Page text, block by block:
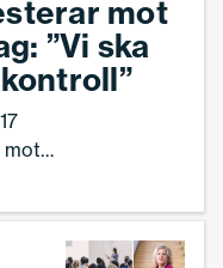
mot
”Vi ska
mot
Ann-